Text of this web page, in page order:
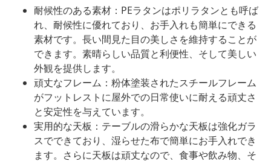
耐候性のある素材：PEラタンはポリラタンとも呼ば
れ、耐候性に優れており、お手入れも簡単にできる
素材です。長い間見た目の美しさを維持することが
できます。素晴らしい品質と利便性、そして美しい
外観を提供します。
頑丈なフレーム：粉体塗装されたスチールフレーム
がフットレストに屋外での日常使いに耐える頑丈さ
と安定性を与えています。
実用的な天板：テーブルの滑らかな天板は強化ガラ
スでできており、湿らせた布で簡単にお手入れでき
ます。さらに天板は頑丈なので、食事や飲み物、そ